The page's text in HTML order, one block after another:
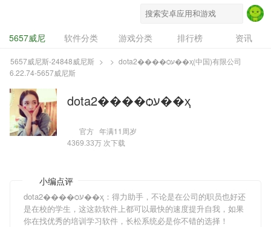
5657威尼斯-24848威尼斯
5657威尼
斯-24848威尼
软件分类 游戏分类 排行榜
资讯
专题
设计奖 豌豆推
5657威尼斯-24848威尼斯 > > dota2����ѻע��ҳ(中国)有限公司
6.22.74-5657威尼斯
dota2����ѻע��ҳ
官方 年满11周岁
4369.33万 次下载
小编点评
dota2����ѻע��ҳ：得力助手，不论是在公司的职员也好还
是在校的学生，这这款软件上都可以最快的速度提升自我，如果
你在找优秀的培训学习软件，长松系统必是你不错的选择！